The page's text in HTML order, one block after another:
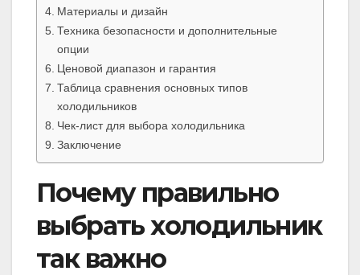
Материалы и дизайн
Техника безопасности и дополнительные
опции
Ценовой диапазон и гарантия
Таблица сравнения основных типов
холодильников
Чек-лист для выбора холодильника
Заключение
Почему правильно
выбрать холодильник
так важно